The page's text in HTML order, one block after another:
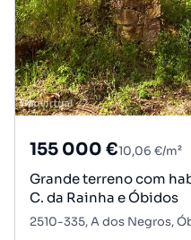
155 000 €10,06 €/m²
Grande terreno com
C. da Rainha e Óbidos
2510-335, A dos Negros,